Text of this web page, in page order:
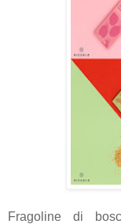
Fragoline di